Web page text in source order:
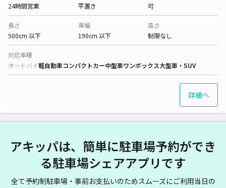
24時間営業
平置き
可
長さ
500cm 以下
車幅
190cm 以下
高さ
制限なし
対応車種
オートバイ軽自動車コンパクトカー中型車ワンボックス大型車・SUV
詳細へ
アキッパは、簡単に駐車場予約ができ
る駐車場シェアアプリです
全て予約制駐車場・事前お支払いのためスムーズにご利用当日の